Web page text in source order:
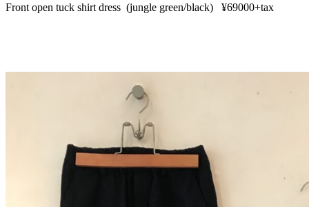
Front open tuck shirt dress (jungle green/black) ¥69000+tax